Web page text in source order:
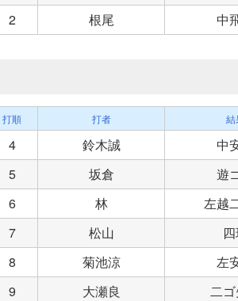
2 根尾 中
打順 打者 結
4 鈴木誠 中
5 坂倉 遊
6 林 左越
7 松山
8 菊池涼 左
9 大瀬良 二